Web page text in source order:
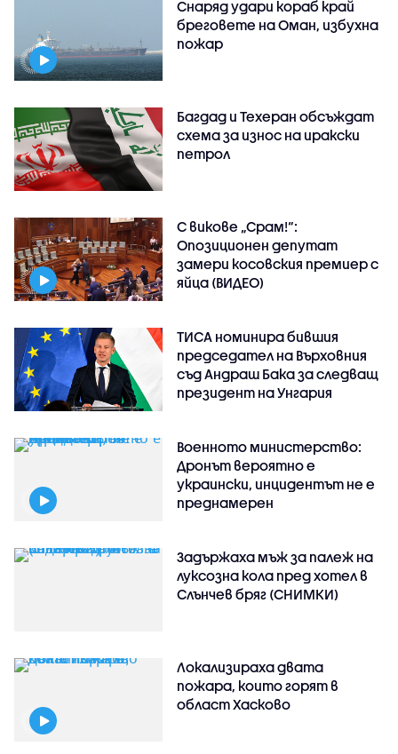
Снаряд удари кораб край
бреговете на Оман, избухна
пожар
Багдад и Техеран обсъждат
схема за износ на иракски
петрол
С викове „Срам!“:
Опозиционен депутат
замери косовския премиер с
яйца (ВИДЕО)
ТИСА номинира бившия
председател на Върховния
съд Андраш Бака за следващ
президент на Унгария
Военното министерство:
Дронът вероятно е
украински, инцидентът не е
преднамерен
Задържаха мъж за палеж на
луксозна кола пред хотел в
Слънчев бряг (СНИМКИ)
Локализираха двата
пожара, които горят в
област Хасково